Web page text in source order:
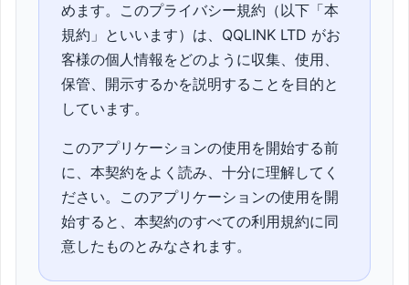
めます。このプライバシー規約（以下「本
規約」といいます）は、QQLINK LTD がお
客様の個人情報をどのように収集、使用、
保管、開示するかを説明することを目的と
しています。
このアプリケーションの使用を開始する前
に、本契約をよく読み、十分に理解してく
ださい。このアプリケーションの使用を開
始すると、本契約のすべての利用規約に同
意したものとみなされます。